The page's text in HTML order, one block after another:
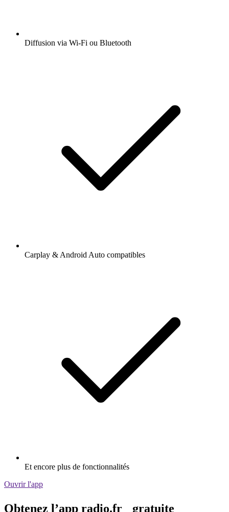
Diffusion via Wi-Fi ou Bluetooth
Carplay & Android Auto compatibles
Et encore plus de fonctionnalités
Ouvrir l'app
Obtenez l’app radio.fr gratuite